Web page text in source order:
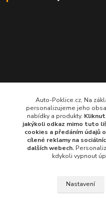
Auto-Poklice.cz, Na
personalizujeme jeho
nabídky a produkty.
jakýkoli odkaz mimo tuto
cookies a předáním údajů
cílené reklamy na
dalších webech.
kdykoli vypnout
Nastavení